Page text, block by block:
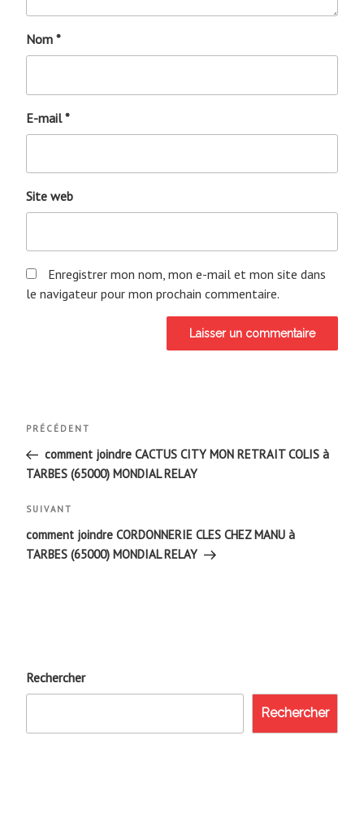
Nom *
E-mail*
Site web
Enregistrer mon nom, mon e-mail et mon site dans
le navigateur pour mon prochain commentaire.
Navigation
de
l’article
Article
précédent
PRÉCÉDENT
comment joindre CACTUS CITY MON RETRAIT COLIS à
TARBES (65000) MONDIAL RELAY
Article
suivant
SUIVANT
comment joindre CORDONNERIE CLES CHEZ MANU à
TARBES (65000) MONDIAL RELAY
Rechercher
Rechercher